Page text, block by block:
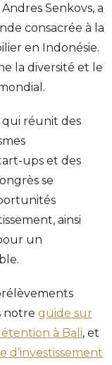
Senkovs, a
consacrée à la
en Indonésie.
la diversité et le
qui réunit des
ups et des
se
ainsi
un
notre guide sur
à Bali, et
d’investissement